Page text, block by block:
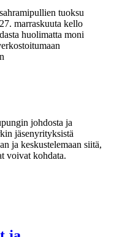
tuoksu
marraskuuta kello
huolimatta moni
johdosta ja
jäsenyrityksistä
ja keskustelemaan siitä,
voivat kohdata.